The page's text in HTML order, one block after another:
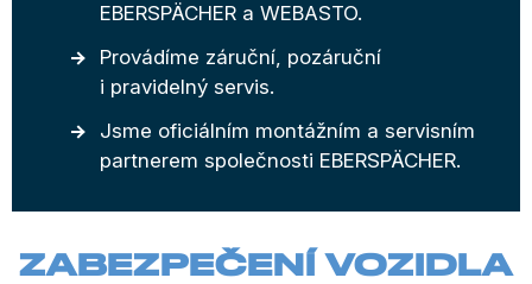
EBERSPÄCHER a WEBASTO.
Provádíme záruční, pozáruční
i pravidelný servis.
Jsme oficiálním montážním a servisním
partnerem společnosti EBERSPÄCHER.
ZABEZPEČENÍ VOZIDLA